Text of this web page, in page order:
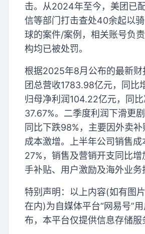
击。从2024年至今，美团已
信等部门打击查处40余起以
球的案件/案例，相关账号负
构均已被处罚。
根据2025年8月公布的最新财
团总营收1783.98亿元，同比
归母净利润104.22亿元，同
37.67%。二季度利润下滑更
同比下跌98%，主要因外卖
成本激增。上半年公司销售成
27%，销售及营销开支同比增
手补贴、用户激励及海外业务
特别声明：以上内容(如有图
在内)为自媒体平台“网易号”
布，本平台仅提供信息存储服